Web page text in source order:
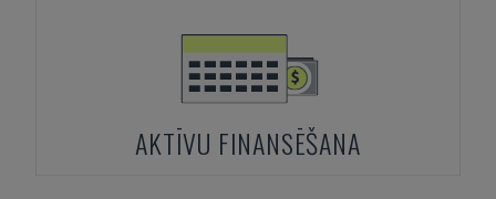
AKTĪVU FINANSĒŠANA